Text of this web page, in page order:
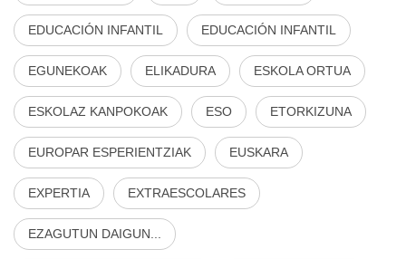
EDUCACIÓN INFANTIL EDUCACIÓN INFANTIL
EGUNEKOAK ELIKADURA ESKOLA ORTUA
ESKOLAZ KANPOKOAK ESO ETORKIZUNA
EUROPAR ESPERIENTZIAK EUSKARA
EXPERTIA EXTRAESCOLARES
EZAGUTUN DAIGUN...